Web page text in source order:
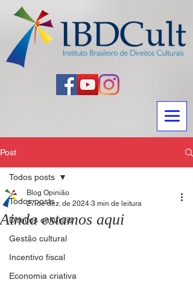
Post
Todos posts
Direitos culturais
Gestão cultural
Incentivo fiscal
Economia criativa
Todos posts
Ainda estamos aqui
Blog Opinião
27 de dez. de 2024 3 min de leitura